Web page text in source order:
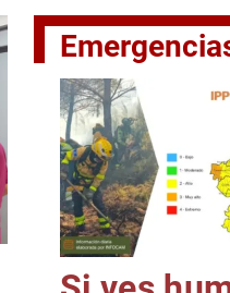
El jefe del Ejecutivo